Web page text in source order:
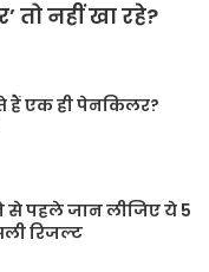
तो नहीं खा रहे?
हैं एक ही पेनकिलर?
पहले जान लीजिए ये 5
रिजल्ट